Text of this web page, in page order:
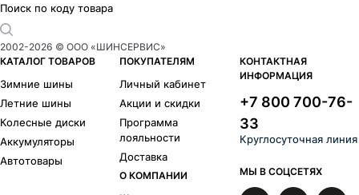
Поиск по коду товара
2002-2026 © ООО «ШИНСЕРВИС»
КАТАЛОГ ТОВАРОВ
Зимние шины
Летние шины
Колесные диски
Аккумуляторы
Автотовары
ПОКУПАТЕЛЯМ
Личный кабинет
Акции и скидки
Программа
лояльности
Доставка
О КОМПАНИИ
КОНТАКТНАЯ
ИНФОРМАЦИЯ
+7 800 700-76-
33
Круглосуточная линия
МЫ В СОЦСЕТЯХ